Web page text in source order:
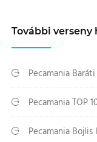
További verseny
Pecamania
Pecamania TOP
Pecamania Bojlis